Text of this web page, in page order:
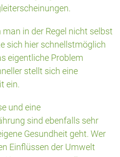
in der Regel nicht selbst
sich hier schnellstmöglich
eigentliche Problem
stellt sich eine
ein.
und eine
sind ebenfalls sehr
Gesundheit geht. Wer
Einflüssen der Umwelt